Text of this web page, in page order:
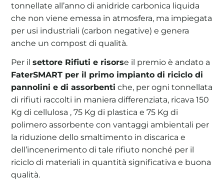
tonnellate all’anno di anidride carbonica liquida
che non viene emessa in atmosfera, ma impiegata
per usi industriali (carbon negative) e genera
anche un compost di qualità.
Per ilsettore Rifiuti e risorse il premio è andato a
FaterSMART per il primo impianto di riciclo di
pannolini e di assorbenti che, per ogni tonnellata
di rifiuti raccolti in maniera differenziata, ricava 150
Kg di cellulosa , 75 Kg di plastica e 75 Kg di
polimero assorbente con vantaggi ambientali per
la riduzione dello smaltimento in discarica e
dell’incenerimento di tale rifiuto nonché per il
riciclo di materiali in quantità significativa e buona
qualità.